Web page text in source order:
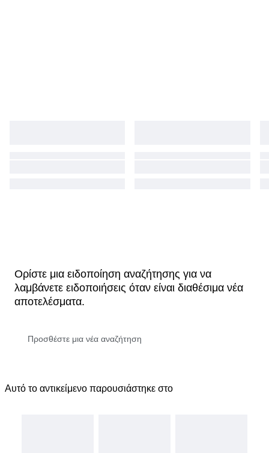
Ορίστε μια ειδοποίηση αναζήτησης για να
λαμβάνετε ειδοποιήσεις όταν είναι διαθέσιμα νέα
αποτελέσματα.
Αυτό το αντικείμενο παρουσιάστηκε στο